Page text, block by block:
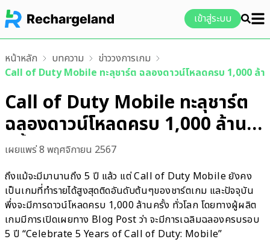
เข้าสู่ระบบ
หน้าหลัก บทความ
ข่าววงการเกม
Call of Duty Mobile ทะลุชาร์ต ฉลองดาวน์โหลดครบ 1,000 ล้า
Call of Duty Mobile ทะลุชาร์ต
ฉลองดาวน์โหลดครบ 1,000 ล้าน
ครั้ง ใน 5 ปี
เผยแพร่8 พฤศจิกายน 2567
ถึงแม้จะมีมานานถึง 5 ปี แล้ว แต่ Call of Duty Mobile ยังคง
เป็นเกมที่ทำรายได้สูงสุดติดอันดับต้นๆของชาร์ตเกม และปัจจุบัน
พึ่งจะมีการดาวน์โหลดครบ 1,000 ล้านครั้ง ทั่วโลก โดยทางผู้ผลิต
เกมมีการเปิดเผยทาง Blog Post ว่า จะมีการเฉลิมฉลองครบรอบ
5 ปี “Celebrate 5 Years of Call of Duty: Mobile”